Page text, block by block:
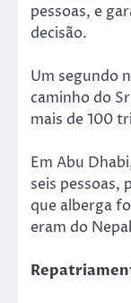
pessoas, e
decisão.
Um segundo
caminho do
mais de 100
Em Abu
seis pessoas,
que alberga
eram do